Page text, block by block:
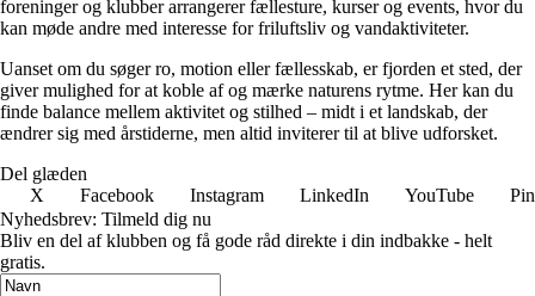
foreninger og klubber arrangerer fællesture, kurser og events, hvor du
kan møde andre med interesse for friluftsliv og vandaktiviteter.
Uanset om du søger ro, motion eller fællesskab, er fjorden et sted, der
giver mulighed for at koble af og mærke naturens rytme. Her kan du
finde balance mellem aktivitet og stilhed – midt i et landskab, der
ændrer sig med årstiderne, men altid inviterer til at blive udforsket.
Del glæden
X
Facebook Instagram LinkedIn YouTube
Nyhedsbrev: Tilmeld dig nu
Bliv en del af klubben og få gode råd direkte i din indbakke - helt
gratis.